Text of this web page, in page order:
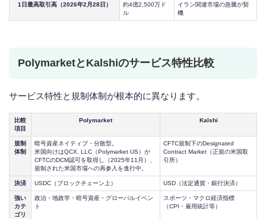
1日最高取引高（2026年2月28日）
約4億2,500万ド
ル
イラン関連市場の急騰が契
機
PolymarketとKalshiのサービス特性比較
サービス特性と規制体制が根本的に異なります。
比較
項目
Polymarket Kalshi
規制
体制
暗号資産ネイティブ・分散型。
米国向けはQCX, LLC（Polymarket US）が
CFTCのDCM認可を取得し（2025年11月）、
規制された米国市場への再参入を進行中。
CFTC規制下のDesignated
Contract Market（正規の米国取
引所）
決済 USDC（ブロックチェーン上） USD（法定通貨・銀行決済）
強い
カテ
ゴリ
政治・地政学・暗号資産・グローバルイベン
ト
スポーツ・マクロ経済指標
（CPI・雇用統計等）